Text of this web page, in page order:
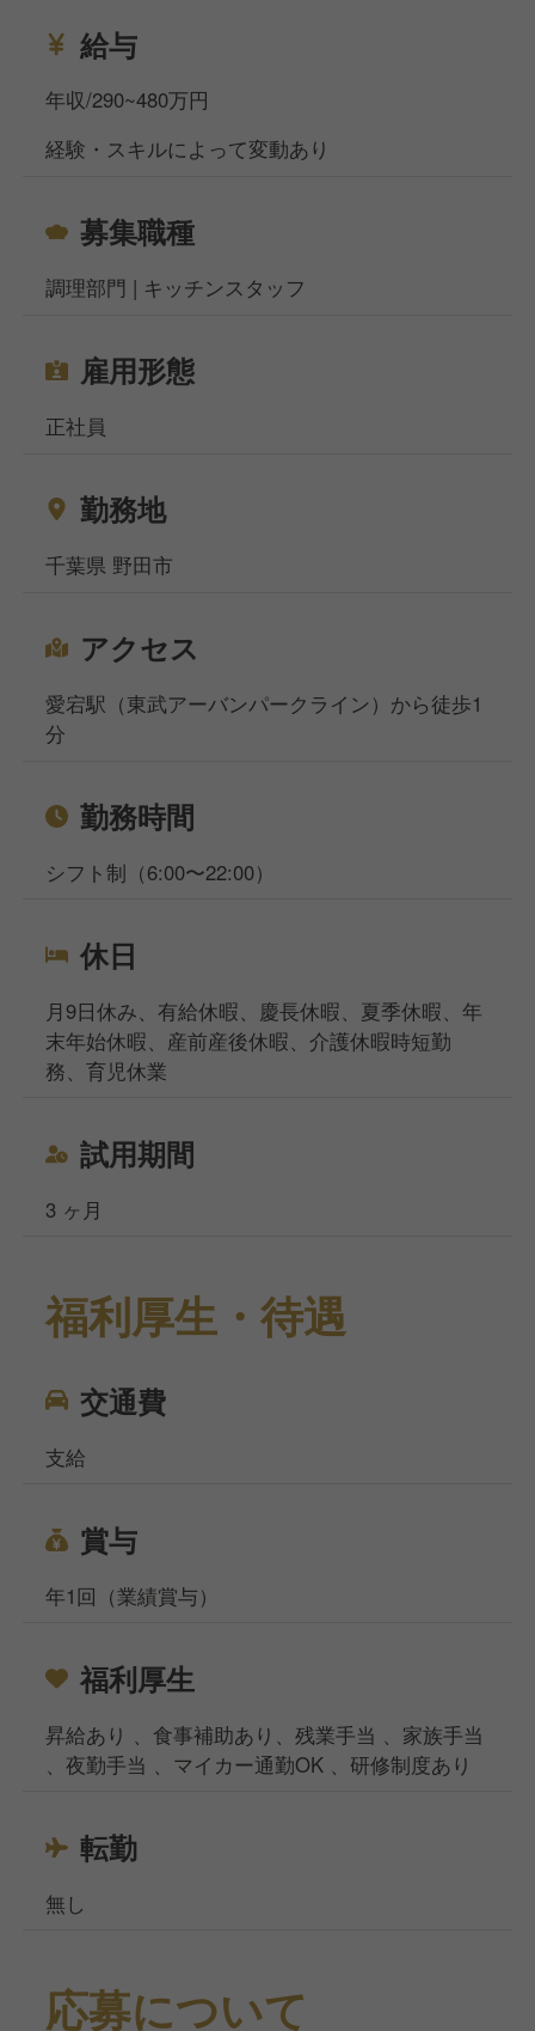
富なスタッフが多く、分からないことがあってもしっ
かりサポートする体制が整っています。細部まで行き
届いたおもてなしでお客様に最高級の滞在を提供して
休暇も充実しており、車通勤も可能で転勤もないた
め、安心して長く働ける職場です。
当社サイト、フーズラボ・エージェントですがこのほ
働きたい方、都心部で働きたいけど引っ越しのお金が
なくて困っている方などなど…どんなお悩みもご相談
ください！ 相談窓口事務所は東京、大阪、名古屋、
すのでご安心くださいませ。
給与
年収/290~480万円
経験・スキルによって変動あり
募集職種
調理部門 | キッチンスタッフ
雇用形態
正社員
勤務地
千葉県 野田市
アクセス
愛宕駅（東武アーバンパークライン）から徒歩1
分
勤務時間
シフト制（6:00〜22:00）
休日
月9日休み、有給休暇、慶長休暇、夏季休暇、年
末年始休暇、産前産後休暇、介護休暇時短勤
務、育児休業
試用期間
3 ヶ月
福利厚生・待遇
交通費
支給
賞与
年1回（業績賞与）
福利厚生
昇給あり 、食事補助あり、残業手当 、家族手当
、夜勤手当 、マイカー通勤OK 、研修制度あり
転勤
無し
応募について